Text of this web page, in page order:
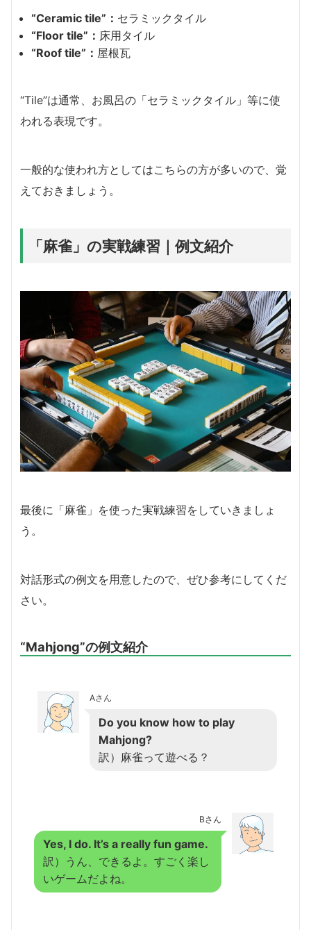
“Ceramic tile”： セラミックタイル
“Floor tile”： 床用タイル
“Roof tile”： 屋根瓦
“Tile”は通常、お風呂の「セラミックタイル」等に使
われる表現です。
一般的な使われ方としてはこちらの方が多いので、覚
えておきましょう。
「麻雀」の実戦練習｜例文紹介
最後に「麻雀」を使った実戦練習をしていきましょ
う。
対話形式の例文を用意したので、ぜひ参考にしてくだ
さい。
“Mahjong”の例文紹介
Aさん
Do you know how to play
Mahjong?
訳）麻雀って遊べる？
Bさん
Yes, I do. It’s a really fun game.
訳）うん、できるよ。すごく楽し
いゲームだよね。